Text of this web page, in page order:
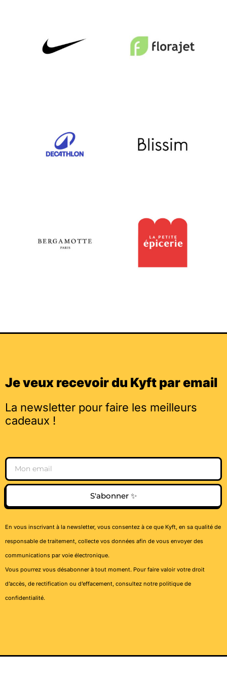
Je veux recevoir du Kyft par email
La newsletter pour faire les meilleurs
cadeaux !
Email
S'abonner ✨
En vous inscrivant à la newsletter, vous consentez à ce que Kyft, en sa qualité de
responsable de traitement, collecte vos données afin de vous envoyer des
communications par voie électronique.
Vous pourrez vous désabonner à tout moment. Pour faire valoir votre droit
d’accès, de rectification ou d’effacement, consultez notre politique de
confidentialité.